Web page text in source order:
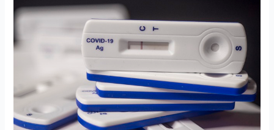
Osterhasen
online